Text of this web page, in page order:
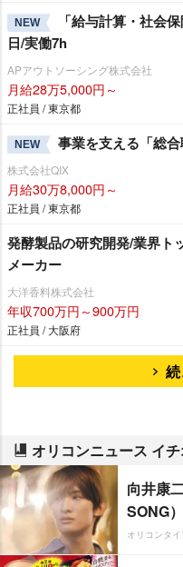
NEW
「給与計算・社会
日/実働7h
APアウトソーシング株式会社
月給28万5,000円～
正社員 / 東京都
NEW 事業を支える「総合
株式会社QIX
月給30万8,000円～
正社員 / 東京都
発酵製品の研究開発/業界ト
メーカー
大洋香料株式会社
年収700万円～900万円
正社員 / 大阪府
オリコンニュース イ
向井康
SONG）
オリコンタ